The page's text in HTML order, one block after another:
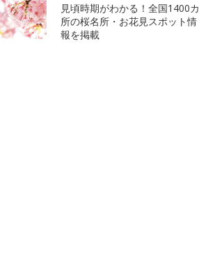
見頃時期がわかる！全国1400カ
所の桜名所・お花見スポット情
報を掲載